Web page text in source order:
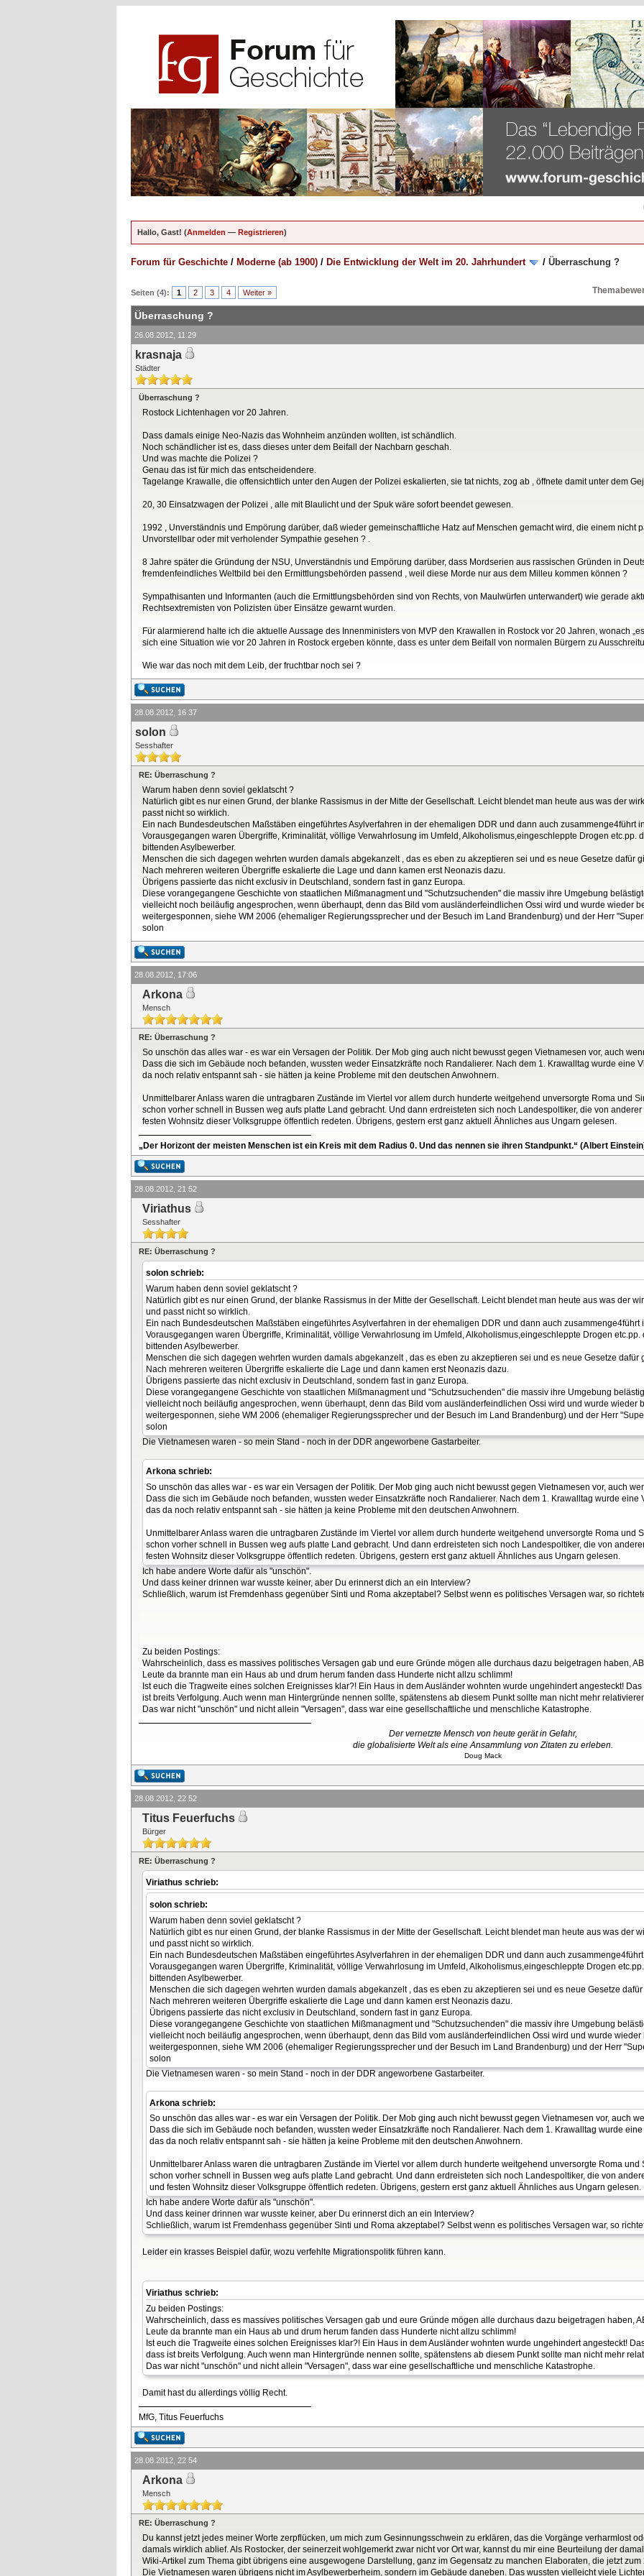
Hallo, Gast! (Anmelden — Registrieren)
Forum für Geschichte / Moderne (ab 1900) / Die Entwicklung der Welt im 20. Jahrhundert / Überraschung ?
Seiten (4): 1 2 3 4 Weiter »
Überraschung ?
26.08.2012, 11:29
krasnaja
Städter
Überraschung ?
Rostock Lichtenhagen vor 20 Jahren.
Dass damals einige Neo-Nazis das Wohnheim anzünden wollten, ist schändlich.
Noch schändlicher ist es, dass dieses unter dem Beifall der Nachbarn geschah.
Und was machte die Polizei ?
Genau das ist für mich das entscheidendere.
Tagelange Krawalle, die offensichtlich unter den Augen der Polizei eskalierten, sie tat nichts, zog ab , öffnete damit unter dem
20, 30 Einsatzwagen der Polizei , alle mit Blaulicht und der Spuk wäre sofort beendet gewesen.
1992 , Unverständnis und Empörung darüber, daß wieder gemeinschaftliche Hatz auf Menschen gemacht wird, die einem nicht
Unvorstellbar oder mit verholender Sympathie gesehen ? .
8 Jahre später die Gründung der NSU, Unverständnis und Empörung darüber, dass Mordserien aus rassischen Gründen in
fremdenfeindliches Weltbild bei den Ermittlungsbehörden passend , weil diese Morde nur aus dem Milleu kommen können ?
Sympathisanten und Informanten (auch die Ermittlungsbehörden sind von Rechts, von Maulwürfen unterwandert) wie gerade
Rechtsextremisten von Polizisten über Einsätze gewarnt wurden.
Für alarmierend halte ich die aktuelle Aussage des Innenministers von MVP den Krawallen in Rostock vor 20 Jahren, wonach
sich eine Situation wie vor 20 Jahren in Rostock ergeben könnte, dass es unter dem Beifall von normalen Bürgern zu
Wie war das noch mit dem Leib, der fruchtbar noch sei ?
28.08.2012, 16:37
solon
Sesshafter
RE: Überraschung ?
Warum haben denn soviel geklatscht ?
Natürlich gibt es nur einen Grund, der blanke Rassismus in der Mitte der Gesellschaft. Leicht blendet man heute aus was der
passt nicht so wirklich.
Ein nach Bundesdeutschen Maßstäben eingeführtes Asylverfahren in der ehemaligen DDR und dann auch zusammenge4führt
Vorausgegangen waren Übergriffe, Kriminalität, völlige Verwahrlosung im Umfeld, Alkoholismus,eingeschleppte Drogen etc.pp.
bittenden Asylbewerber.
Menschen die sich dagegen wehrten wurden damals abgekanzelt , das es eben zu akzeptieren sei und es neue Gesetze dafür
Nach mehreren weiteren Übergriffe eskalierte die Lage und dann kamen erst Neonazis dazu.
Übrigens passierte das nicht exclusiv in Deutschland, sondern fast in ganz Europa.
Diese vorangegangene Geschichte von staatlichen Mißmanagment und "Schutzsuchenden" die massiv ihre Umgebung
vielleicht noch beiläufig angesprochen, wenn überhaupt, denn das Bild vom ausländerfeindlichen Ossi wird und wurde wieder
weitergesponnen, siehe WM 2006 (ehemaliger Regierungssprecher und der Besuch im Land Brandenburg) und der Herr
solon
28.08.2012, 17:06
Arkona
Mensch
RE: Überraschung ?
So unschön das alles war - es war ein Versagen der Politik. Der Mob ging auch nicht bewusst gegen Vietnamesen vor, auch
Dass die sich im Gebäude noch befanden, wussten weder Einsatzkräfte noch Randalierer. Nach dem 1. Krawalltag wurde eine
da noch relativ entspannt sah - sie hätten ja keine Probleme mit den deutschen Anwohnern.
Unmittelbarer Anlass waren die untragbaren Zustände im Viertel vor allem durch hunderte weitgehend unversorgte Roma und
schon vorher schnell in Bussen weg aufs platte Land gebracht. Und dann erdreisteten sich noch Landespoltiker, die von
festen Wohnsitz dieser Volksgruppe öffentlich redeten. Übrigens, gestern erst ganz aktuell Ähnliches aus Ungarn gelesen.
„Der Horizont der meisten Menschen ist ein Kreis mit dem Radius 0. Und das nennen sie ihren Standpunkt.“ (Albert
28.08.2012, 21:52
Viriathus
Sesshafter
RE: Überraschung ?
solon schrieb:
Warum haben denn soviel geklatscht ?
Natürlich gibt es nur einen Grund, der blanke Rassismus in der Mitte der Gesellschaft. Leicht blendet man heute aus was der
und passt nicht so wirklich.
Ein nach Bundesdeutschen Maßstäben eingeführtes Asylverfahren in der ehemaligen DDR und dann auch zusammenge4führt
Vorausgegangen waren Übergriffe, Kriminalität, völlige Verwahrlosung im Umfeld, Alkoholismus,eingeschleppte Drogen etc.pp.
bittenden Asylbewerber.
Menschen die sich dagegen wehrten wurden damals abgekanzelt , das es eben zu akzeptieren sei und es neue Gesetze dafür
Nach mehreren weiteren Übergriffe eskalierte die Lage und dann kamen erst Neonazis dazu.
Übrigens passierte das nicht exclusiv in Deutschland, sondern fast in ganz Europa.
Diese vorangegangene Geschichte von staatlichen Mißmanagment und "Schutzsuchenden" die massiv ihre Umgebung
vielleicht noch beiläufig angesprochen, wenn überhaupt, denn das Bild vom ausländerfeindlichen Ossi wird und wurde wieder
weitergesponnen, siehe WM 2006 (ehemaliger Regierungssprecher und der Besuch im Land Brandenburg) und der Herr
solon
Die Vietnamesen waren - so mein Stand - noch in der DDR angeworbene Gastarbeiter.
Arkona schrieb:
So unschön das alles war - es war ein Versagen der Politik. Der Mob ging auch nicht bewusst gegen Vietnamesen vor, auch
Dass die sich im Gebäude noch befanden, wussten weder Einsatzkräfte noch Randalierer. Nach dem 1. Krawalltag wurde
das da noch relativ entspannt sah - sie hätten ja keine Probleme mit den deutschen Anwohnern.
Unmittelbarer Anlass waren die untragbaren Zustände im Viertel vor allem durch hunderte weitgehend unversorgte Roma und
schon vorher schnell in Bussen weg aufs platte Land gebracht. Und dann erdreisteten sich noch Landespoltiker, die von
festen Wohnsitz dieser Volksgruppe öffentlich redeten. Übrigens, gestern erst ganz aktuell Ähnliches aus Ungarn gelesen.
Ich habe andere Worte dafür als "unschön".
Und dass keiner drinnen war wusste keiner, aber Du erinnerst dich an ein Interview?
Schließlich, warum ist Fremdenhass gegenüber Sinti und Roma akzeptabel? Selbst wenn es politisches Versagen war, so
Zu beiden Postings:
Wahrscheinlich, dass es massives politisches Versagen gab und eure Gründe mögen alle durchaus dazu beigetragen haben,
Leute da brannte man ein Haus ab und drum herum fanden dass Hunderte nicht allzu schlimm!
Ist euch die Tragweite eines solchen Ereignisses klar?! Ein Haus in dem Ausländer wohnten wurde ungehindert angesteckt!
ist breits Verfolgung. Auch wenn man Hintergründe nennen sollte, spätenstens ab diesem Punkt sollte man nicht mehr
Das war nicht "unschön" und nicht allein "Versagen", dass war eine gesellschaftliche und menschliche Katastrophe.
Der vernetzte Mensch von heute gerät in Gefahr,
die globalisierte Welt als eine Ansammlung von Zitaten zu erleben.
Doug Mack
28.08.2012, 22:52
Titus Feuerfuchs
Bürger
RE: Überraschung ?
Viriathus schrieb:
solon schrieb:
Warum haben denn soviel geklatscht ?
Natürlich gibt es nur einen Grund, der blanke Rassismus in der Mitte der Gesellschaft. Leicht blendet man heute aus was der
und passt nicht so wirklich.
Ein nach Bundesdeutschen Maßstäben eingeführtes Asylverfahren in der ehemaligen DDR und dann auch
Vorausgegangen waren Übergriffe, Kriminalität, völlige Verwahrlosung im Umfeld, Alkoholismus,eingeschleppte Drogen
bittenden Asylbewerber.
Menschen die sich dagegen wehrten wurden damals abgekanzelt , das es eben zu akzeptieren sei und es neue Gesetze dafür
Nach mehreren weiteren Übergriffe eskalierte die Lage und dann kamen erst Neonazis dazu.
Übrigens passierte das nicht exclusiv in Deutschland, sondern fast in ganz Europa.
Diese vorangegangene Geschichte von staatlichen Mißmanagment und "Schutzsuchenden" die massiv ihre Umgebung
vielleicht noch beiläufig angesprochen, wenn überhaupt, denn das Bild vom ausländerfeindlichen Ossi wird und wurde
weitergesponnen, siehe WM 2006 (ehemaliger Regierungssprecher und der Besuch im Land Brandenburg) und der Herr
solon
Die Vietnamesen waren - so mein Stand - noch in der DDR angeworbene Gastarbeiter.
Arkona schrieb:
So unschön das alles war - es war ein Versagen der Politik. Der Mob ging auch nicht bewusst gegen Vietnamesen vor, auch
Dass die sich im Gebäude noch befanden, wussten weder Einsatzkräfte noch Randalierer. Nach dem 1. Krawalltag wurde
das da noch relativ entspannt sah - sie hätten ja keine Probleme mit den deutschen Anwohnern.
Unmittelbarer Anlass waren die untragbaren Zustände im Viertel vor allem durch hunderte weitgehend unversorgte Roma
schon vorher schnell in Bussen weg aufs platte Land gebracht. Und dann erdreisteten sich noch Landespoltiker, die von
und festen Wohnsitz dieser Volksgruppe öffentlich redeten. Übrigens, gestern erst ganz aktuell Ähnliches aus Ungarn gelesen.
Ich habe andere Worte dafür als "unschön".
Und dass keiner drinnen war wusste keiner, aber Du erinnerst dich an ein Interview?
Schließlich, warum ist Fremdenhass gegenüber Sinti und Roma akzeptabel? Selbst wenn es politisches Versagen war, so
Leider ein krasses Beispiel dafür, wozu verfehlte Migrationspolitk führen kann.
Viriathus schrieb:
Zu beiden Postings:
Wahrscheinlich, dass es massives politisches Versagen gab und eure Gründe mögen alle durchaus dazu beigetragen haben,
Leute da brannte man ein Haus ab und drum herum fanden dass Hunderte nicht allzu schlimm!
Ist euch die Tragweite eines solchen Ereignisses klar?! Ein Haus in dem Ausländer wohnten wurde ungehindert angesteckt!
dass ist breits Verfolgung. Auch wenn man Hintergründe nennen sollte, spätenstens ab diesem Punkt sollte man nicht mehr
Das war nicht "unschön" und nicht allein "Versagen", dass war eine gesellschaftliche und menschliche Katastrophe.
Damit hast du allerdings völlig Recht.
MfG, Titus Feuerfuchs
28.08.2012, 22:54
Arkona
Mensch
RE: Überraschung ?
Du kannst jetzt jedes meiner Worte zerpflücken, um mich zum Gesinnungsschwein zu erklären, das die Vorgänge verharmlost
damals wirklich ablief. Als Rostocker, der seinerzeit wohlgemerkt zwar nicht vor Ort war, kannst du mir eine Beurteilung der
Wiki-Artikel zum Thema gibt übrigens eine ausgewogene Darstellung, ganz im Gegensatz zu manchen Elaboraten, die jetzt
Die Vietnamesen waren übrigens nicht im Asylbewerberheim, sondern im Gebäude daneben. Das wussten vielleicht viele